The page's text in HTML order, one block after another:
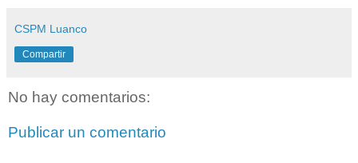
CSPM Luanco
Compartir
No hay comentarios:
Publicar un comentario